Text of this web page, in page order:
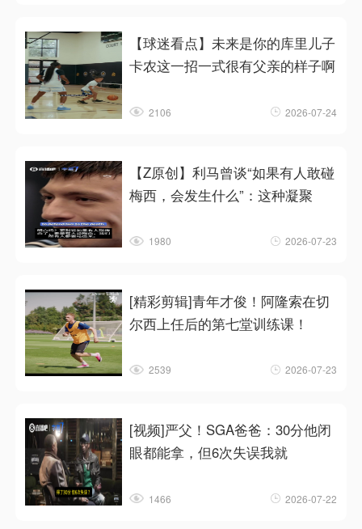
【球迷看点】未来是你的库里儿子
卡农这一招一式很有父亲的样子啊
2106 2026-07-24
【Z原创】利马曾谈“如果有人敢碰
梅西，会发生什么”：这种凝聚
1980 2026-07-23
[精彩剪辑]青年才俊！阿隆索在切
尔西上任后的第七堂训练课！
2539 2026-07-23
[视频]严父！SGA爸爸：30分他闭
眼都能拿，但6次失误我就
1466 2026-07-22